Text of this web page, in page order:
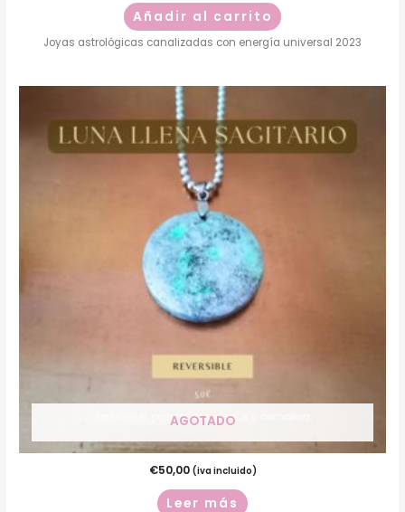
Añadir al carrito
Joyas astrológicas canalizadas con energía universal 2023
AGOTADO
€50,00 (iva incluido)
Leer más